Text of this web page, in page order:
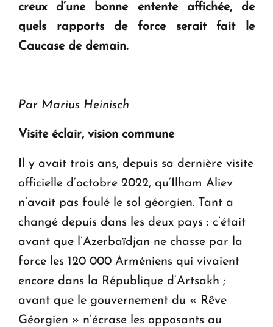
creux d’une bonne entente affichée, de
quels rapports de force serait fait le
Caucase de demain.
Par Marius Heinisch
Visite éclair, vision commune
Il y avait trois ans, depuis sa dernière visite
officielle d’octobre 2022, qu’Ilham Aliev
n’avait pas foulé le sol géorgien. Tant a
changé depuis dans les deux pays : c’était
avant que l’Azerbaïdjan ne chasse par la
force les 120 000 Arméniens qui vivaient
encore dans la République d’Artsakh ;
avant que le gouvernement du « Rêve
Géorgien » n’écrase les opposants au